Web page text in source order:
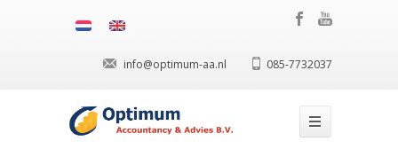
info@optimum-aa.nl 085-7732037